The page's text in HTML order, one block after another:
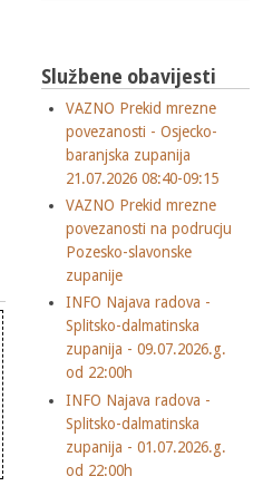
Službene obavijesti
VAZNO Prekid mrezne
povezanosti - Osjecko-
baranjska zupanija
21.07.2026 08:40-09:15
VAZNO Prekid mrezne
povezanosti na podrucju
Pozesko-slavonske
zupanije
INFO Najava radova -
Splitsko-dalmatinska
zupanija - 09.07.2026.g.
od 22:00h
INFO Najava radova -
Splitsko-dalmatinska
zupanija - 01.07.2026.g.
od 22:00h